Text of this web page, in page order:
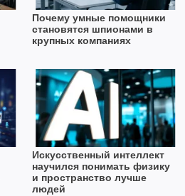
Почему умные помощники
становятся шпионами в
крупных компаниях
Искусственный интеллект
научился понимать физику
и пространство лучше
людей